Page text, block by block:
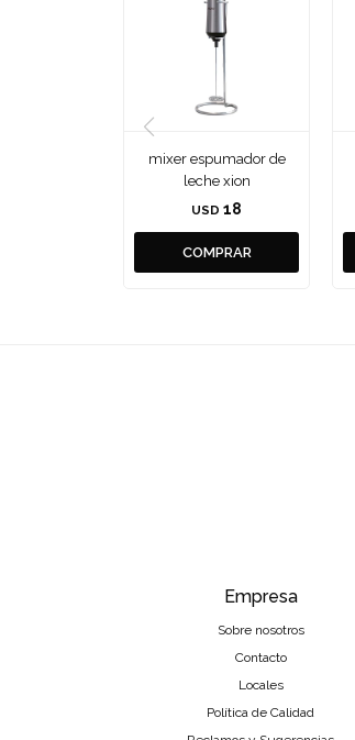
mixer espumador de
leche xion
USD 18
Empresa
Sobre nosotros
Contacto
Locales
Política de Calidad